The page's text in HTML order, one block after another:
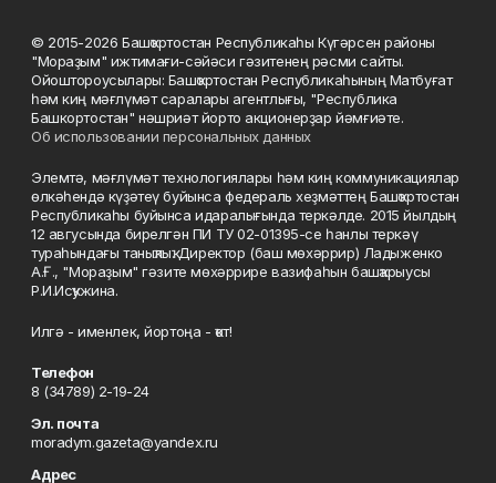
© 2015-2026 Башҡортостан Республикаһы Күгәрсен районы
"Мораҙым" ижтимағи-сәйәси гәзитенең рәсми сайты.
Ойоштороусылары: Башҡортостан Республикаһының Матбуғат
һәм киң мәғлүмәт саралары агентлығы, "Республика
Башкортостан" нәшриәт йорто акционерҙар йәмғиәте.
Об использовании персональных данных
Элемтә, мәғлүмәт технологиялары һәм киң коммуникациялар
өлкәһендә күҙәтеү буйынса федераль хеҙмәттең Башҡортостан
Республикаһы буйынса идаралығында теркәлде. 2015 йылдың
12 авгусында бирелгән ПИ ТУ 02-01395-се һанлы теркәү
тураһындағы таныҡлыҡ. Директор (баш мөхәррир) Ладыженко
А.Ғ., "Мораҙым" гәзите мөхәррире вазифаһын башҡарыусы
Р.И.Исҡужина.
Илгә - именлек, йортоңа - ҡот!
Телефон
8 (34789) 2-19-24
Эл. почта
moradym.gazeta@yandex.ru
Адрес